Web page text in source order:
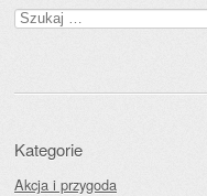
Szukaj:
Kategorie
Akcja i przygoda